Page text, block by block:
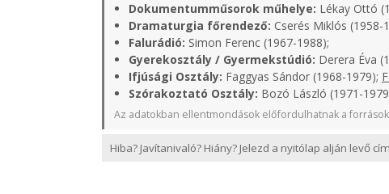
Dokumentumműsorok műhelye: Lékay Ottó
Dramaturgia főrendező: Cserés Miklós
Falurádió: Simon Ferenc (1967-1988);
Gyerekosztály / Gyermekstúdió: Derera Éva
Ifjúsági Osztály: Faggyas Sándor (1968-1979);
Szórakoztató Osztály: Bozó László (1971-
Az adatokban ellentmondások előfordulhatnak a
Hiba? Javítanivaló? Hiány? Jelezd a nyitólap alján levő